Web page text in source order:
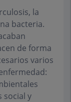
la
bacteria.
de forma
varios
social y